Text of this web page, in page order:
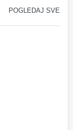
POGLEDAJ SVE